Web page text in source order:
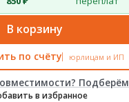
В корзину
по счёту юрлицам и ИП
Подберём
в избранное